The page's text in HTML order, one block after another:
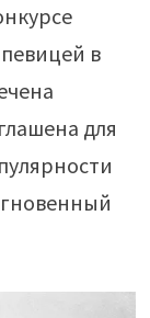
в
для